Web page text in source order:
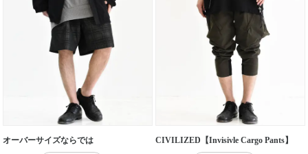
オーバーサイズならでは CIVILIZED【Invisivle Cargo Pants】